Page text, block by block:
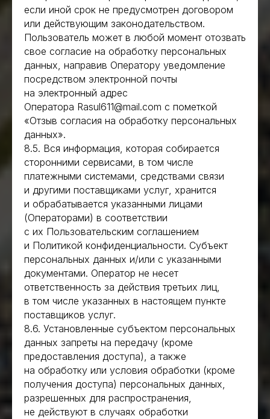
если иной срок не предусмотрен договором
или действующим законодательством.
Пользователь может в любой момент отозвать
свое согласие на обработку персональных
данных, направив Оператору уведомление
посредством электронной почты
на электронный адрес
Оператора Rasul611@mail.com с пометкой
«Отзыв согласия на обработку персональных
данных».
8.5. Вся информация, которая собирается
сторонними сервисами, в том числе
платежными системами, средствами связи
и другими поставщиками услуг, хранится
и обрабатывается указанными лицами
(Операторами) в соответствии
с их Пользовательским соглашением
и Политикой конфиденциальности. Субъект
персональных данных и/или с указанными
документами. Оператор не несет
ответственность за действия третьих лиц,
в том числе указанных в настоящем пункте
поставщиков услуг.
8.6. Установленные субъектом персональных
данных запреты на передачу (кроме
предоставления доступа), а также
на обработку или условия обработки (кроме
получения доступа) персональных данных,
разрешенных для распространения,
не действуют в случаях обработки